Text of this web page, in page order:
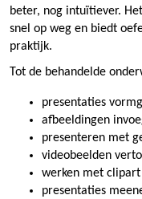
beter, nog intuïtiever.
snel op weg en biedt
praktijk.
Tot de behandelde
presentaties
afbeeldingen
presenteren met
videobeelden
werken met clipart
presentaties